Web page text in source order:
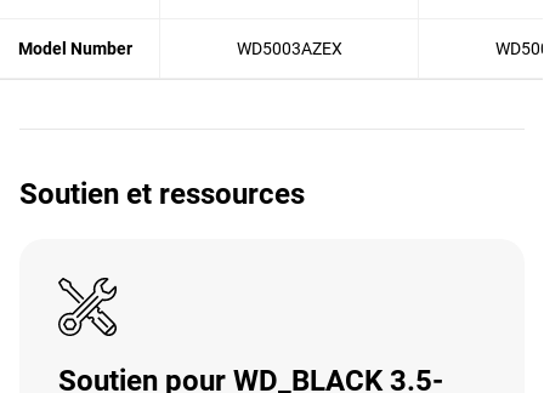
Model Number WD5003AZEX
Soutien et ressources
Soutien pour WD_BLACK 3.5-